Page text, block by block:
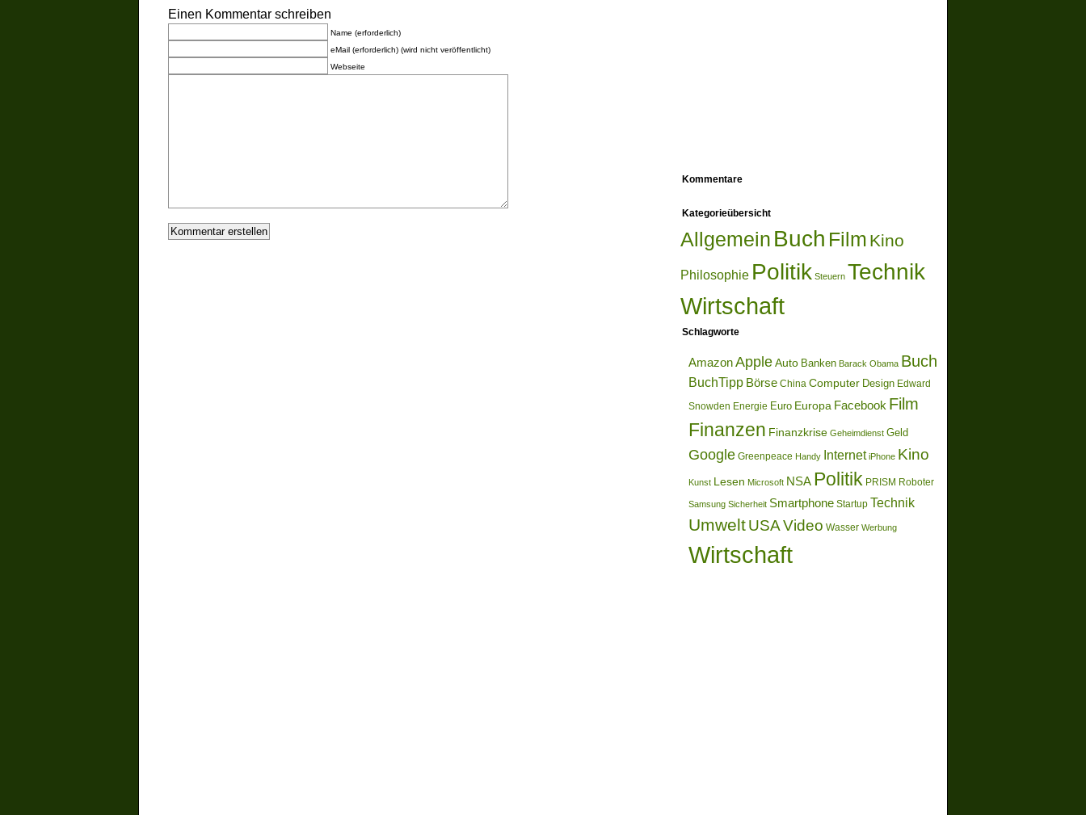
Einen Kommentar schreiben
Name (erforderlich)
eMail (erforderlich) (wird nicht veröffentlicht)
Webseite
Kommentare
Kategorieübersicht
Allgemein Buch Film Kino
Philosophie Politik Steuern Technik
Wirtschaft
Schlagworte
AmazonApple Auto Banken Barack Obama Buch
BuchTipp Börse China Computer Design Edward
Snowden Energie Euro Europa Facebook Film
Finanzen Finanzkrise Geheimdienst Geld
Google Greenpeace Handy Internet iPhone Kino
Kunst Lesen Microsoft NSA Politik PRISM Roboter
Samsung Sicherheit Smartphone Startup Technik
UmweltUSAVideo Wasser Werbung
Wirtschaft